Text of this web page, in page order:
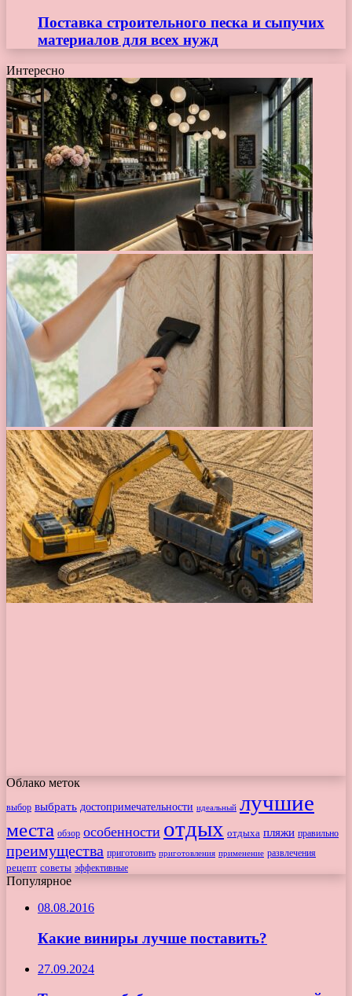
Поставка строительного песка и сыпучих
материалов для всех нужд
Интересно
Облако меток
выбор выбрать достопримечательности идеальный лучшие
места обзор особенности отдых отдыха пляжи правильно
преимущества приготовить приготовления применение развлечения
рецепт советы эффективные
Популярное
08.08.2016
Какие виниры лучше поставить?
27.09.2024